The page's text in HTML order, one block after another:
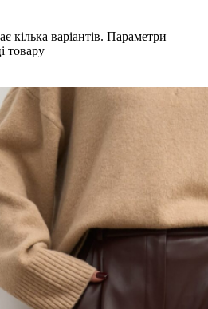
кілька варіантів. Параметри
товару